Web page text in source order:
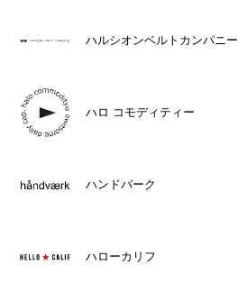
ハルシオンベルトカンパニー
ハロ コモディティー
ハンドバーク
ハローカリフ